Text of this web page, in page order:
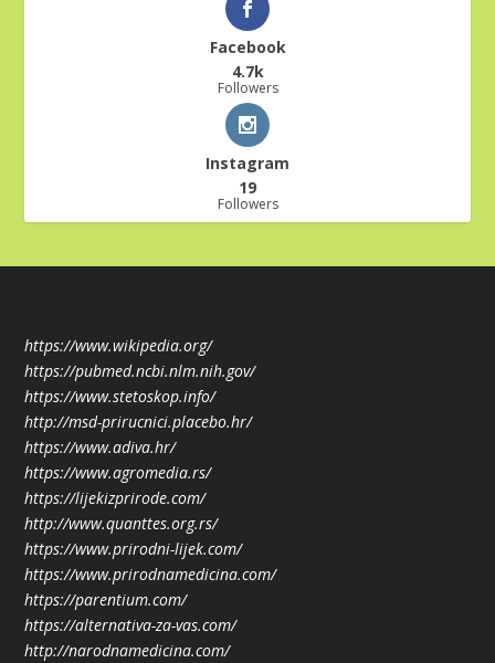
Facebook
4.7k
Followers
Instagram
19
Followers
https://www.wikipedia.org/
https://pubmed.ncbi.nlm.nih.gov/
https://www.stetoskop.info/
http://msd-prirucnici.placebo.hr/
https://www.adiva.hr/
https://www.agromedia.rs/
https://lijekizprirode.com/
http://www.quanttes.org.rs/
https://www.prirodni-lijek.com/
https://www.prirodnamedicina.com/
https://parentium.com/
https://alternativa-za-vas.com/
http://narodnamedicina.com/